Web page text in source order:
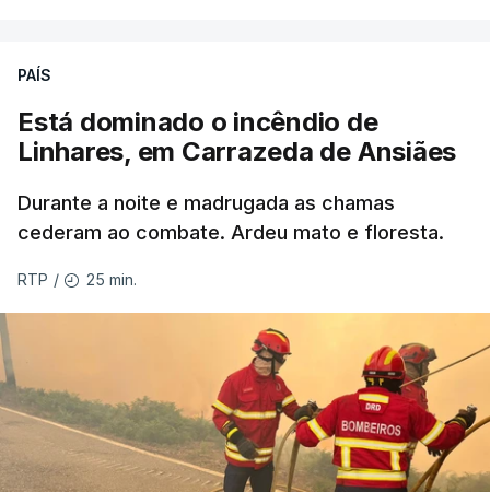
ERRO100
ERROR ON HTML5 MEDIA ELEMENT
ESTE CONTEÚDO ESTÁ NESTE
MOMENTO INDISPONÍVEL
As autoridades canadianas estimam que vai levar
dias ou semanas para controlar o fogo. Mais de
dois mil operacionais estão no terreno no combate
às chamas.
PAÍS
Está dominado o incêndio de
Linhares, em Carrazeda de Ansiães
Durante a noite e madrugada as chamas
cederam ao combate. Ardeu mato e floresta.
RTP / 25 min.